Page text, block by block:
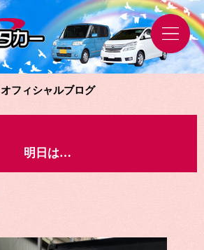
オフィシャルブログ
明日は…